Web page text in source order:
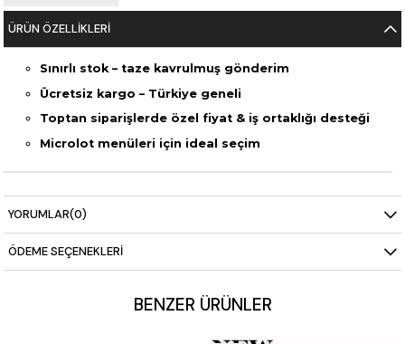
ÜRÜN ÖZELLIKLERI
Sınırlı stok – taze kavrulmuş gönderim
Ücretsiz kargo – Türkiye geneli
Toptan siparişlerde özel fiyat & iş ortaklığı desteği
Microlot menüleri için ideal seçim
YORUMLAR(0)
ÖDEME SEÇENEKLERI
BENZER ÜRÜNLER